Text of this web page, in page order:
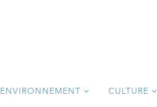
ENVIRONNEMENT CULTURE